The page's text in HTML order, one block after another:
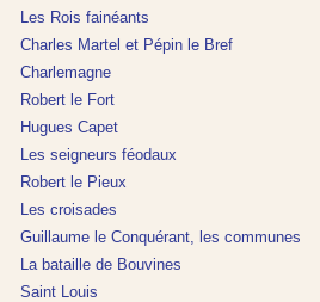
Les Rois fainéants
Charles Martel et Pépin le Bref
Charlemagne
Robert le Fort
Hugues Capet
Les seigneurs féodaux
Robert le Pieux
Les croisades
Guillaume le Conquérant, les communes
La bataille de Bouvines
Saint Louis